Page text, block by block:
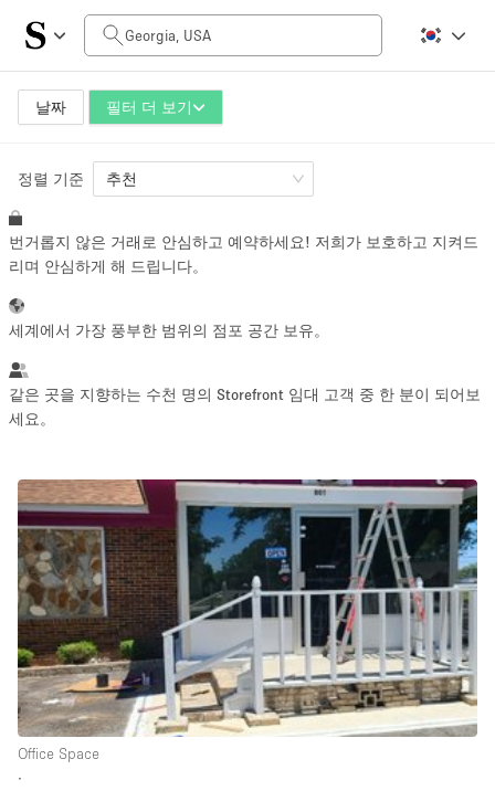
날짜 필터 더 보기
일일 비용
$0
공간 크기
100 sq ft 5000+ sq ft
~ 13 명
Photo
Shooting
Conference Meeting Office Shop Share
공간 유형
Advertisement Space
Apartment / Loft
정렬 기준 추천
번거롭지 않은 거래로 안심하고 예약하세요! 저희가 보호하고 지켜드
리며 안심하게 해 드립니다。
세계에서 가장 풍부한 범위의 점포 공간 보유。
같은 곳을 지향하는 수천 명의 Storefront 임대 고객 중 한 분이 되어보
세요。
Office Space
∙